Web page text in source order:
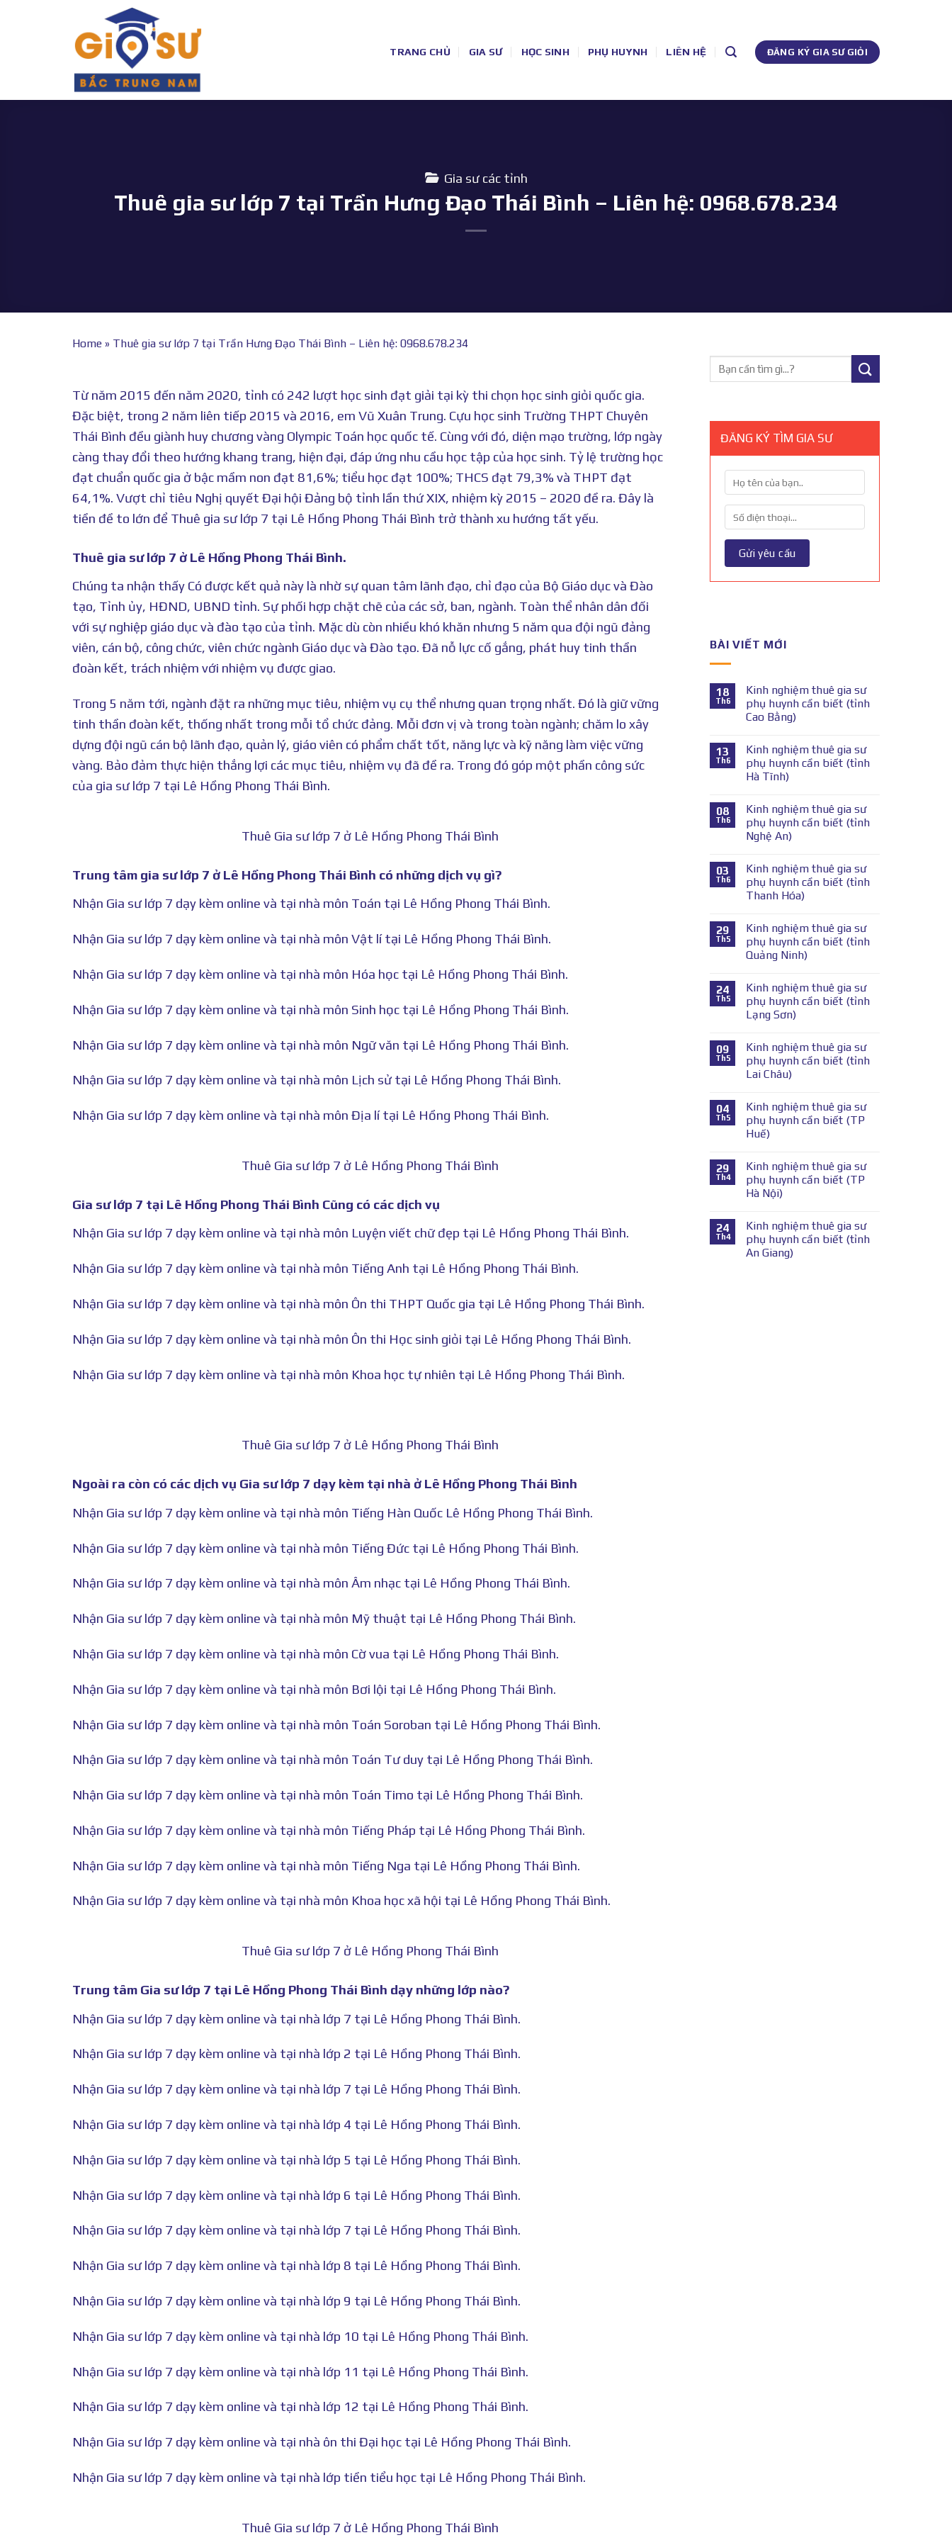
TRANG CHỦ GIA SƯ HỌC SINH PHỤ HUYNH LIÊN HỆ ĐĂNG KÝ GIA SƯ GIỎI
Gia sư các tỉnh
Thuê gia sư lớp 7 tại Trần Hưng Đạo Thái Bình – Liên hệ: 0968.678.234
Home » Thuê gia sư lớp 7 tại Trần Hưng Đạo Thái Bình – Liên hệ: 0968.678.234
Từ năm 2015 đến năm 2020, tỉnh có 242 lượt học sinh đạt giải tại kỳ thi chọn học sinh giỏi quốc gia.
Đặc biệt, trong 2 năm liên tiếp 2015 và 2016, em Vũ Xuân Trung. Cựu học sinh Trường THPT Chuyên
Thái Bình đều giành huy chương vàng Olympic Toán học quốc tế. Cùng với đó, diện mạo trường, lớp ngày
càng thay đổi theo hướng khang trang, hiện đại, đáp ứng nhu cầu học tập của học sinh. Tỷ lệ trường học
đạt chuẩn quốc gia ở bậc mầm non đạt 81,6%; tiểu học đạt 100%; THCS đạt 79,3% và THPT đạt
64,1%. Vượt chỉ tiêu Nghị quyết Đại hội Đảng bộ tỉnh lần thứ XIX, nhiệm kỳ 2015 – 2020 đề ra. Đây là
tiền đề to lớn để Thuê gia sư lớp 7 tại Lê Hồng Phong Thái Bình trở thành xu hướng tất yếu.
Thuê gia sư lớp 7 ở Lê Hồng Phong Thái Bình.
Chúng ta nhận thấy Có được kết quả này là nhờ sự quan tâm lãnh đạo, chỉ đạo của Bộ Giáo dục và Đào
tạo, Tỉnh ủy, HĐND, UBND tỉnh. Sự phối hợp chặt chẽ của các sở, ban, ngành. Toàn thể nhân dân đối
với sự nghiệp giáo dục và đào tạo của tỉnh. Mặc dù còn nhiều khó khăn nhưng 5 năm qua đội ngũ đảng
viên, cán bộ, công chức, viên chức ngành Giáo dục và Đào tạo. Đã nỗ lực cố gắng, phát huy tinh thần
đoàn kết, trách nhiệm với nhiệm vụ được giao.
Trong 5 năm tới, ngành đặt ra những mục tiêu, nhiệm vụ cụ thể nhưng quan trọng nhất. Đó là giữ vững
tinh thần đoàn kết, thống nhất trong mỗi tổ chức đảng. Mỗi đơn vị và trong toàn ngành; chăm lo xây
dựng đội ngũ cán bộ lãnh đạo, quản lý, giáo viên có phẩm chất tốt, năng lực và kỹ năng làm việc vững
vàng. Bảo đảm thực hiện thắng lợi các mục tiêu, nhiệm vụ đã đề ra. Trong đó góp một phần công sức
của gia sư lớp 7 tại Lê Hồng Phong Thái Bình.
Thuê Gia sư lớp 7 ở Lê Hồng Phong Thái Bình
Trung tâm gia sư lớp 7 ở Lê Hồng Phong Thái Bình có những dịch vụ gì?
Nhận Gia sư lớp 7 dạy kèm online và tại nhà môn Toán tại Lê Hồng Phong Thái Bình.
Nhận Gia sư lớp 7 dạy kèm online và tại nhà môn Vật lí tại Lê Hồng Phong Thái Bình.
Nhận Gia sư lớp 7 dạy kèm online và tại nhà môn Hóa học tại Lê Hồng Phong Thái Bình.
Nhận Gia sư lớp 7 dạy kèm online và tại nhà môn Sinh học tại Lê Hồng Phong Thái Bình.
Nhận Gia sư lớp 7 dạy kèm online và tại nhà môn Ngữ văn tại Lê Hồng Phong Thái Bình.
Nhận Gia sư lớp 7 dạy kèm online và tại nhà môn Lịch sử tại Lê Hồng Phong Thái Bình.
Nhận Gia sư lớp 7 dạy kèm online và tại nhà môn Địa lí tại Lê Hồng Phong Thái Bình.
Thuê Gia sư lớp 7 ở Lê Hồng Phong Thái Bình
Gia sư lớp 7 tại Lê Hồng Phong Thái Bình Cũng có các dịch vụ
Nhận Gia sư lớp 7 dạy kèm online và tại nhà môn Luyện viết chữ đẹp tại Lê Hồng Phong Thái Bình.
Nhận Gia sư lớp 7 dạy kèm online và tại nhà môn Tiếng Anh tại Lê Hồng Phong Thái Bình.
Nhận Gia sư lớp 7 dạy kèm online và tại nhà môn Ôn thi THPT Quốc gia tại Lê Hồng Phong Thái Bình.
Nhận Gia sư lớp 7 dạy kèm online và tại nhà môn Ôn thi Học sinh giỏi tại Lê Hồng Phong Thái Bình.
Nhận Gia sư lớp 7 dạy kèm online và tại nhà môn Khoa học tự nhiên tại Lê Hồng Phong Thái Bình.
Thuê Gia sư lớp 7 ở Lê Hồng Phong Thái Bình
Ngoài ra còn có các dịch vụ Gia sư lớp 7 dạy kèm tại nhà ở Lê Hồng Phong Thái Bình
Nhận Gia sư lớp 7 dạy kèm online và tại nhà môn Tiếng Hàn Quốc Lê Hồng Phong Thái Bình.
Nhận Gia sư lớp 7 dạy kèm online và tại nhà môn Tiếng Đức tại Lê Hồng Phong Thái Bình.
Nhận Gia sư lớp 7 dạy kèm online và tại nhà môn Âm nhạc tại Lê Hồng Phong Thái Bình.
Nhận Gia sư lớp 7 dạy kèm online và tại nhà môn Mỹ thuật tại Lê Hồng Phong Thái Bình.
Nhận Gia sư lớp 7 dạy kèm online và tại nhà môn Cờ vua tại Lê Hồng Phong Thái Bình.
Nhận Gia sư lớp 7 dạy kèm online và tại nhà môn Bơi lội tại Lê Hồng Phong Thái Bình.
Nhận Gia sư lớp 7 dạy kèm online và tại nhà môn Toán Soroban tại Lê Hồng Phong Thái Bình.
Nhận Gia sư lớp 7 dạy kèm online và tại nhà môn Toán Tư duy tại Lê Hồng Phong Thái Bình.
Nhận Gia sư lớp 7 dạy kèm online và tại nhà môn Toán Timo tại Lê Hồng Phong Thái Bình.
Nhận Gia sư lớp 7 dạy kèm online và tại nhà môn Tiếng Pháp tại Lê Hồng Phong Thái Bình.
Nhận Gia sư lớp 7 dạy kèm online và tại nhà môn Tiếng Nga tại Lê Hồng Phong Thái Bình.
Nhận Gia sư lớp 7 dạy kèm online và tại nhà môn Khoa học xã hội tại Lê Hồng Phong Thái Bình.
Thuê Gia sư lớp 7 ở Lê Hồng Phong Thái Bình
Trung tâm Gia sư lớp 7 tại Lê Hồng Phong Thái Bình dạy những lớp nào?
Nhận Gia sư lớp 7 dạy kèm online và tại nhà lớp 7 tại Lê Hồng Phong Thái Bình.
Nhận Gia sư lớp 7 dạy kèm online và tại nhà lớp 2 tại Lê Hồng Phong Thái Bình.
Nhận Gia sư lớp 7 dạy kèm online và tại nhà lớp 7 tại Lê Hồng Phong Thái Bình.
Nhận Gia sư lớp 7 dạy kèm online và tại nhà lớp 4 tại Lê Hồng Phong Thái Bình.
Nhận Gia sư lớp 7 dạy kèm online và tại nhà lớp 5 tại Lê Hồng Phong Thái Bình.
Nhận Gia sư lớp 7 dạy kèm online và tại nhà lớp 6 tại Lê Hồng Phong Thái Bình.
Nhận Gia sư lớp 7 dạy kèm online và tại nhà lớp 7 tại Lê Hồng Phong Thái Bình.
Nhận Gia sư lớp 7 dạy kèm online và tại nhà lớp 8 tại Lê Hồng Phong Thái Bình.
Nhận Gia sư lớp 7 dạy kèm online và tại nhà lớp 9 tại Lê Hồng Phong Thái Bình.
Nhận Gia sư lớp 7 dạy kèm online và tại nhà lớp 10 tại Lê Hồng Phong Thái Bình.
Nhận Gia sư lớp 7 dạy kèm online và tại nhà lớp 11 tại Lê Hồng Phong Thái Bình.
Nhận Gia sư lớp 7 dạy kèm online và tại nhà lớp 12 tại Lê Hồng Phong Thái Bình.
Nhận Gia sư lớp 7 dạy kèm online và tại nhà ôn thi Đại học tại Lê Hồng Phong Thái Bình.
Nhận Gia sư lớp 7 dạy kèm online và tại nhà lớp tiền tiểu học tại Lê Hồng Phong Thái Bình.
Thuê Gia sư lớp 7 ở Lê Hồng Phong Thái Bình
ĐĂNG KÝ TÌM GIA SƯ
BÀI VIẾT MỚI
18
Th6
Kinh nghiệm thuê gia sư
phụ huynh cần biết (tỉnh
Cao Bằng)
13
Th6
Kinh nghiệm thuê gia sư
phụ huynh cần biết (tỉnh
Hà Tĩnh)
08
Th6
Kinh nghiệm thuê gia sư
phụ huynh cần biết (tỉnh
Nghệ An)
03
Th6
Kinh nghiệm thuê gia sư
phụ huynh cần biết (tỉnh
Thanh Hóa)
29
Th5
Kinh nghiệm thuê gia sư
phụ huynh cần biết (tỉnh
Quảng Ninh)
24
Th5
Kinh nghiệm thuê gia sư
phụ huynh cần biết (tỉnh
Lạng Sơn)
09
Th5
Kinh nghiệm thuê gia sư
phụ huynh cần biết (tỉnh
Lai Châu)
04
Th5
Kinh nghiệm thuê gia sư
phụ huynh cần biết (TP
Huế)
29
Th4
Kinh nghiệm thuê gia sư
phụ huynh cần biết (TP
Hà Nội)
24
Th4
Kinh nghiệm thuê gia sư
phụ huynh cần biết (tỉnh
An Giang)